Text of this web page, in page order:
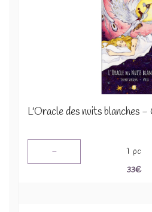
L'Oracle des nuits blanches
- 1 pc
33€